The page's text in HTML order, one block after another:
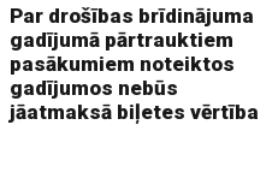
Par drošības brīdinājuma
gadījumā pārtrauktiem
pasākumiem noteiktos
gadījumos nebūs
jāatmaksā biļetes vērtība